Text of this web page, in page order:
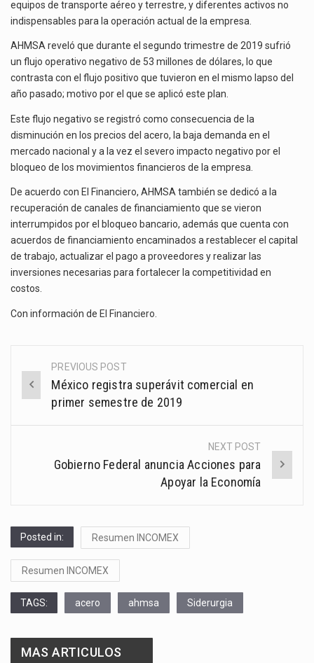
equipos de transporte aéreo y terrestre, y diferentes activos no
indispensables para la operación actual de la empresa.
AHMSA reveló que durante el segundo trimestre de 2019 sufrió
un flujo operativo negativo de 53 millones de dólares, lo que
contrasta con el flujo positivo que tuvieron en el mismo lapso del
año pasado; motivo por el que se aplicó este plan.
Este flujo negativo se registró como consecuencia de la
disminución en los precios del acero, la baja demanda en el
mercado nacional y a la vez el severo impacto negativo por el
bloqueo de los movimientos financieros de la empresa.
De acuerdo con El Financiero, AHMSA también se dedicó a la
recuperación de canales de financiamiento que se vieron
interrumpidos por el bloqueo bancario, además que cuenta con
acuerdos de financiamiento encaminados a restablecer el capital
de trabajo, actualizar el pago a proveedores y realizar las
inversiones necesarias para fortalecer la competitividad en
costos.
Con información de El Financiero
Post
navigation
PREVIOUS POST
México registra superávit comercial en
primer semestre de 2019
NEXT POST
Gobierno Federal anuncia Acciones para
Apoyar la Economía
Posted in: Resumen INCOMEX
Resumen INCOMEX
TAGS: acero ahmsa Siderurgia
MAS ARTICULOS